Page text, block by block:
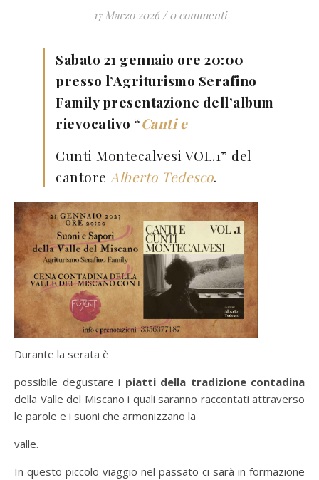
17 Marzo 2026 / 0 commenti
Sabato 21 gennaio ore 20:00
presso l’Agriturismo Serafino
Family presentazione dell’album
rievocativo “Canti e
Cunti Montecalvesi VOL.1” del
cantore Alberto Tedesco.
Durante la serata è
possibile degustare i piatti della tradizione contadina
della Valle del Miscano i quali saranno raccontati attraverso
le parole e i suoni che armonizzano la
valle.
In questo piccolo viaggio nel passato ci sarà in formazione